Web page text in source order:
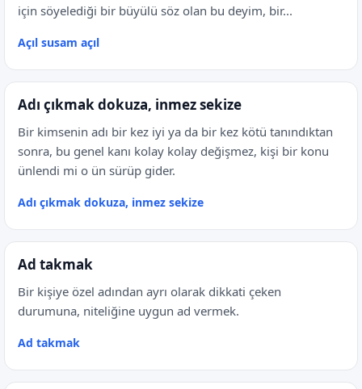
için söyelediği bir büyülü söz olan bu deyim, bir...
Açıl susam açıl
Adı çıkmak dokuza, inmez sekize
Bir kimsenin adı bir kez iyi ya da bir kez kötü tanındıktan
sonra, bu genel kanı kolay kolay değişmez, kişi bir konu
ünlendi mi o ün sürüp gider.
Adı çıkmak dokuza, inmez sekize
Ad takmak
Bir kişiye özel adından ayrı olarak dikkati çeken
durumuna, niteliğine uygun ad vermek.
Ad takmak